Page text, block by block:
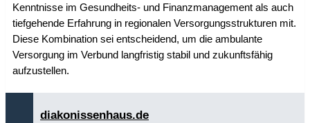
Kenntnisse im Gesundheits- und Finanzmanagement als auch
tiefgehende Erfahrung in regionalen Versorgungsstrukturen mit.
Diese Kombination sei entscheidend, um die ambulante
Versorgung im Verbund langfristig stabil und zukunftsfähig
aufzustellen.
diakonissenhaus.de